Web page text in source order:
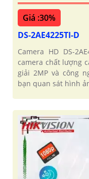
Giá :30%
DS-2AE4225TI-D
Camera HD DS-
camera chất lượng
giải 2MP và công
bạn quan sát hình